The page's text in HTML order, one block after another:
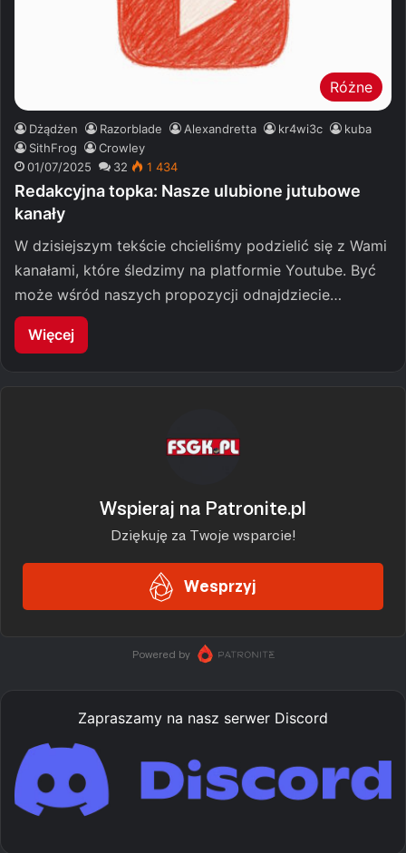
Różne
Dżądżen Razorblade Alexandretta kr4wi3c
kuba
SithFrog
Crowley
01/07/2025
32 1 434
Redakcyjna topka: Nasze ulubione jutubowe
kanały
W dzisiejszym tekście chcieliśmy podzielić się z Wami
kanałami, które śledzimy na platformie Youtube. Być
może wśród naszych propozycji odnajdziecie…
Więcej
Zapraszamy na nasz serwer Discord